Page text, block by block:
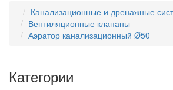
Канализационные и дренажные
Вентиляционные клапаны
Аэратор канализационный Ø50
Категории